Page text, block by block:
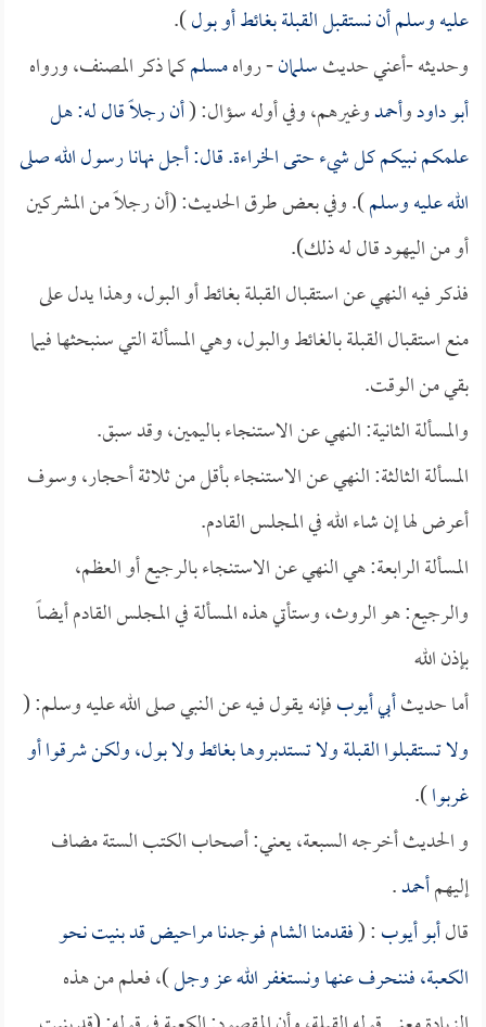
عليه وسلم أن نستقبل القبلة بغائط أو بول).
وحديثه -أعني حديثسلمان- رواهمسلمكما ذكر المصنف، ورواه
أبو داودوأحمدوغيرهم، وفي أوله سؤال: (أن رجلاً قال له: هل
علمكم نبيكم كل شيء حتى الخراءة. قال: أجل نهانا رسول الله صلى
الله عليه وسلم). وفي بعض طرق الحديث: (أن رجلاً من المشركين
أو من اليهود قال له ذلك).
فذكر فيه النهي عن استقبال القبلة بغائط أو البول، وهذا يدل على
منع استقبال القبلة بالغائط والبول، وهي المسألة التي سنبحثها فيما
بقي من الوقت.
والمسألة الثانية: النهي عن الاستنجاء باليمين، وقد سبق.
المسألة الثالثة: النهي عن الاستنجاء بأقل من ثلاثة أحجار، وسوف
أعرض لها إن شاء الله في المجلس القادم.
المسألة الرابعة: هي النهي عن الاستنجاء بالرجيع أو العظم،
والرجيع: هو الروث، وستأتي هذه المسألة في المجلس القادم أيضاً
بإذن الله
أما حديثأبي أيوبفإنه يقول فيه عن النبي صلى الله عليه وسلم: (
ولا تستقبلوا القبلة ولا تستدبروها بغائط ولا بول، ولكن شرقوا أو
غربوا).
و الحديث أخرجه السبعة، يعني: أصحاب الكتب الستة مضاف
إليهمأحمد.
قالأبو أيوب: (فقدمنا الشام فوجدنا مراحيض قد بنيت نحو
الكعبة، فننحرف عنها ونستغفر الله عز وجل)، فعلم من هذه